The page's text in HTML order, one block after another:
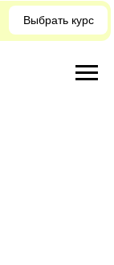
Выбрать курс